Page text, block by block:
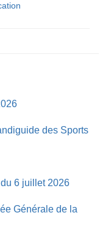
des Sports
6 juillet 2026
Générale de la